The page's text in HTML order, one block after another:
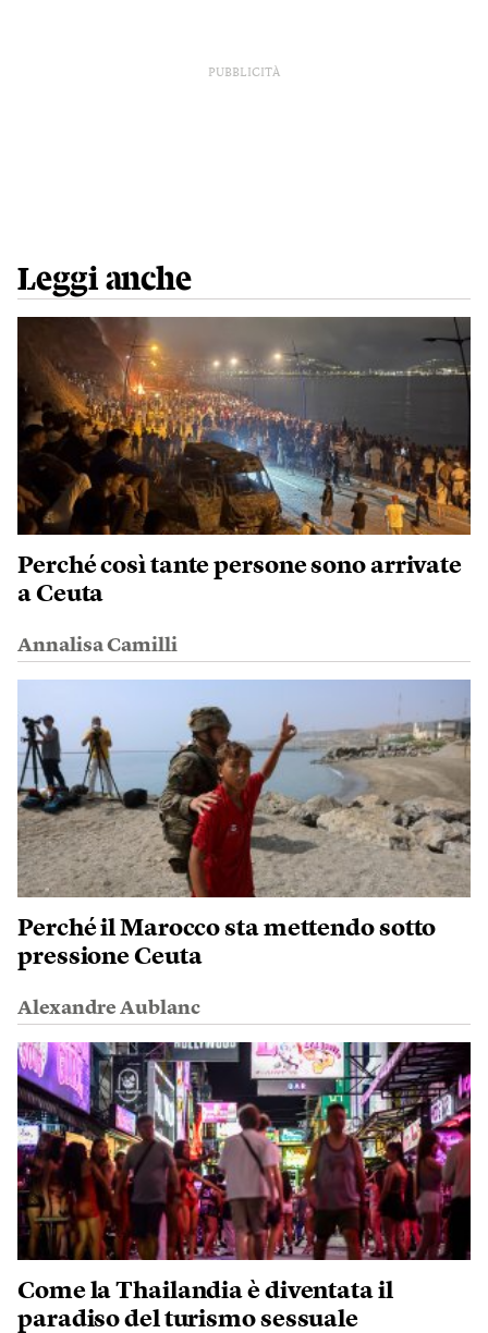
PUBBLICITÀ
Leggi anche
Perché così tante persone sono arrivate
a Ceuta
Annalisa Camilli
Perché il Marocco sta mettendo sotto
pressione Ceuta
Alexandre Aublanc
Come la Thailandia è diventata il
paradiso del turismo sessuale